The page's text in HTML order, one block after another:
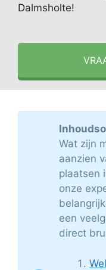
Dalmsholte!
Wat zijn
aanzien
plaatsen
onze
een
direct